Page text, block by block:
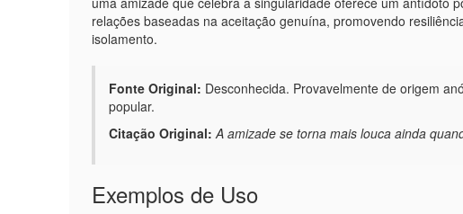
relações baseadas na aceitação genuína, promovendo
isolamento.
Fonte Original: Desconhecida. Provavelmente de origem
popular.
Citação Original: A amizade se torna mais louca ainda
Exemplos de Uso